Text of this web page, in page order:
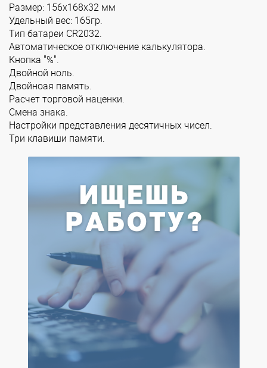
Размер: 156x168x32 мм
Удельный вес: 165гр.
Тип батареи CR2032.
Автоматическое отключение калькулятора.
Кнопка "%".
Двойной ноль.
Двойноая память.
Расчет торговой наценки.
Смена знака.
Настройки представления десятичных чисел.
Три клавиши памяти.